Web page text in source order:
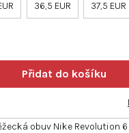
obuv Nike Revolution 6
36,5 EUR 37,5 EUR